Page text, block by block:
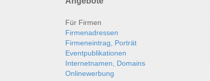
Für Firmen
Firmenadressen
Firmeneintrag, Porträt
Eventpublikationen
Internetnamen, Domains
Onlinewerbung